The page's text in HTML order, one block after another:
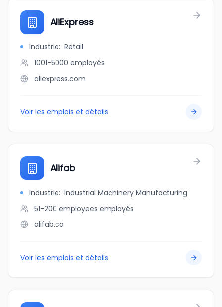
AliExpress
Industrie: Retail
1001-5000 employés
aliexpress.com
Voir les emplois et détails
Alifab
Industrie: Industrial Machinery Manufacturing
51-200 employees employés
alifab.ca
Voir les emplois et détails